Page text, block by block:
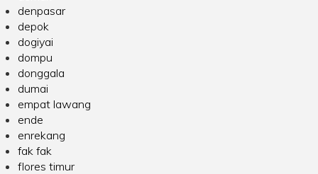
denpasar
depok
dogiyai
dompu
donggala
dumai
empat lawang
ende
enrekang
fak fak
flores timur